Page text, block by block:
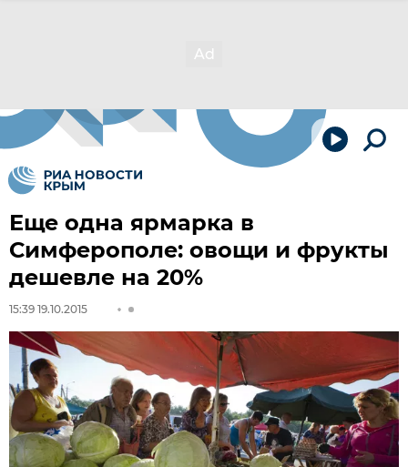
Еще одна ярмарка в
Симферополе: овощи и фрукты
дешевле на 20%
15:39 19.10.2015